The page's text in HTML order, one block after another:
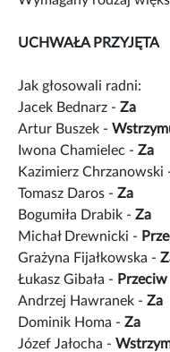
UCHWAŁA PRZYJĘTA
Jak głosowali radni:
Jacek Bednarz - Za
Artur Buszek -
Iwona Chamielec - Za
Kazimierz Chrzanowski
Tomasz Daros - Za
Bogumiła Drabik - Za
Michał Drewnicki -
Grażyna Fijałkowska -
Łukasz Gibała - Przeciw
Andrzej Hawranek - Za
Dominik Homa - Za
Józef Jałocha -